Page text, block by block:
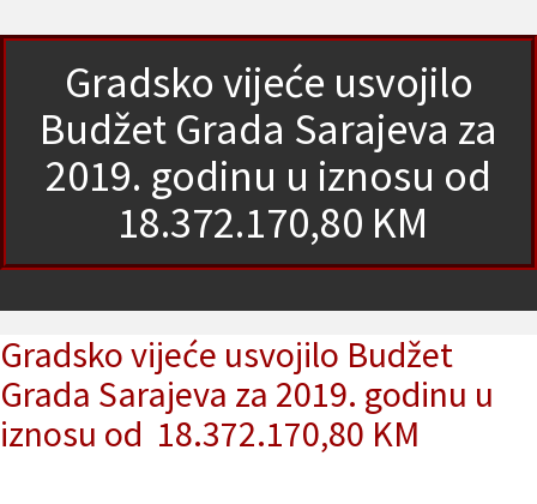
Gradsko vijeće usvojilo
Budžet Grada Sarajeva za
2019. godinu u iznosu od
18.372.170,80 KM
Gradsko vijeće usvojilo Budžet
Grada Sarajeva za 2019. godinu u
iznosu od 18.372.170,80 KM